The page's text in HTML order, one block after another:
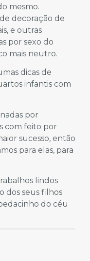
mesmo.
decoração de
e outras
por sexo do
mais neutro.
dicas de
infantis com
por
com feito por
sucesso, então
para elas, para
lindos
dos seus filhos
do céu